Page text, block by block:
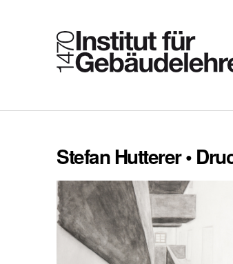
Stefan Hutterer •